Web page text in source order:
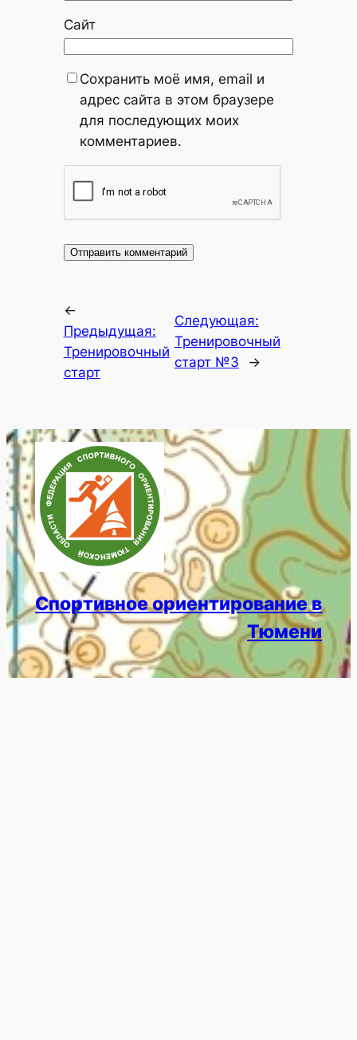
Сайт
Сохранить моё имя, email и
адрес сайта в этом браузере
для последующих моих
комментариев.
←
Предыдущая:
Тренировочный
старт
Следующая:
Тренировочный
старт №3
→
Спортивное ориентирование в
Тюмени